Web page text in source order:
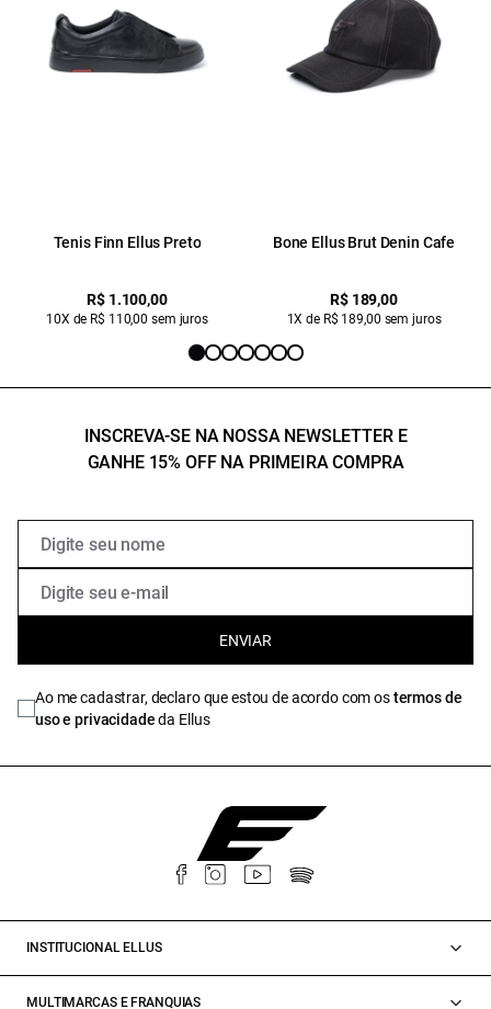
Tenis Finn Ellus Preto
R$ 1.100,00
10X de R$ 110,00 sem juros
Bone Ellus Brut Denin Cafe
R$ 189,00
1X de R$ 189,00 sem juros
INSCREVA-SE NA NOSSA NEWSLETTER E
GANHE 15% OFF NA PRIMEIRA COMPRA
ENVIAR
Ao me cadastrar, declaro que estou de acordo com ostermos de
uso e privacidadeda Ellus
INSTITUCIONAL ELLUS
MULTIMARCAS E FRANQUIAS